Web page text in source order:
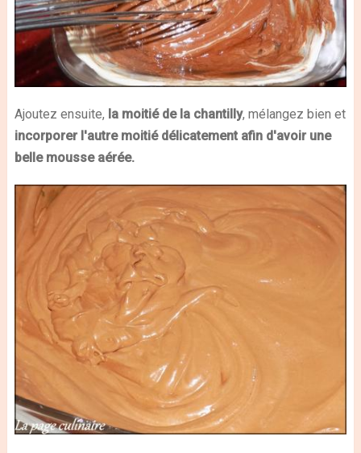
Ajoutez ensuite, la moitié de la chantilly, mélangez bien et
incorporer l'autre moitié délicatement afin d'avoir une
belle mousse aérée.